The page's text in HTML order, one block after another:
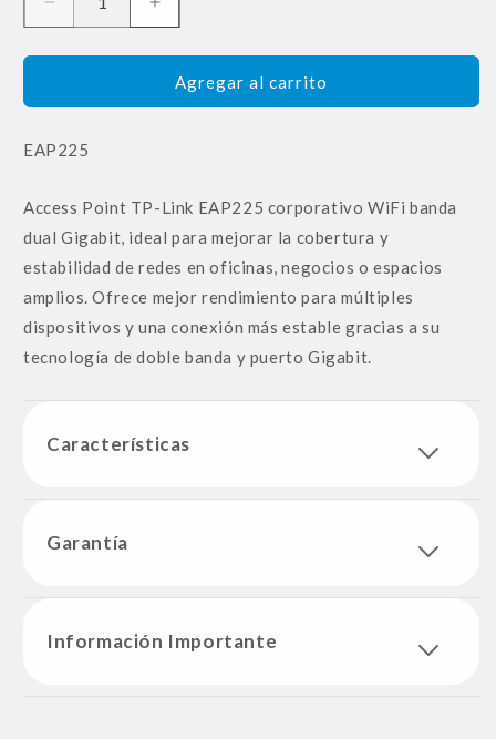
Reducir
cantidad
para
link
Access
Corporativo
Wifi
Banda
Dual
Giga
Aumentar
cantidad
para
Tp-
link
Corporativo
Wifi
Banda
Dual
Giga
Agregar al carrito
SKU:
EAP225
Access Point TP-Link EAP225 corporativo WiFi banda
dual Gigabit, ideal para mejorar la cobertura y
estabilidad de redes en oficinas, negocios o espacios
amplios. Ofrece mejor rendimiento para múltiples
dispositivos y una conexión más estable gracias a su
tecnología de doble banda y puerto Gigabit.
Características
Garantía
Información Importante